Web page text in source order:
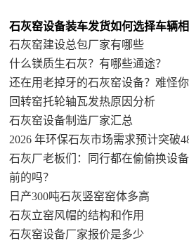
石灰窑设备装车发货如何选择车辆
石灰窑建设总包厂家有哪些
什么镁质生石灰？有哪些通途？
还在用老掉牙的石灰窑设备？难怪
回转窑托轮轴瓦发热原因分析
石灰窑设备制造厂家汇总
2026 年环保石灰市场需求预计突破
石灰厂老板们：同行都在偷偷换设
前的吗？
日产300吨石灰竖窑窑体多高
石灰立窑风帽的结构和作用
石灰窑设备厂家报价是多少